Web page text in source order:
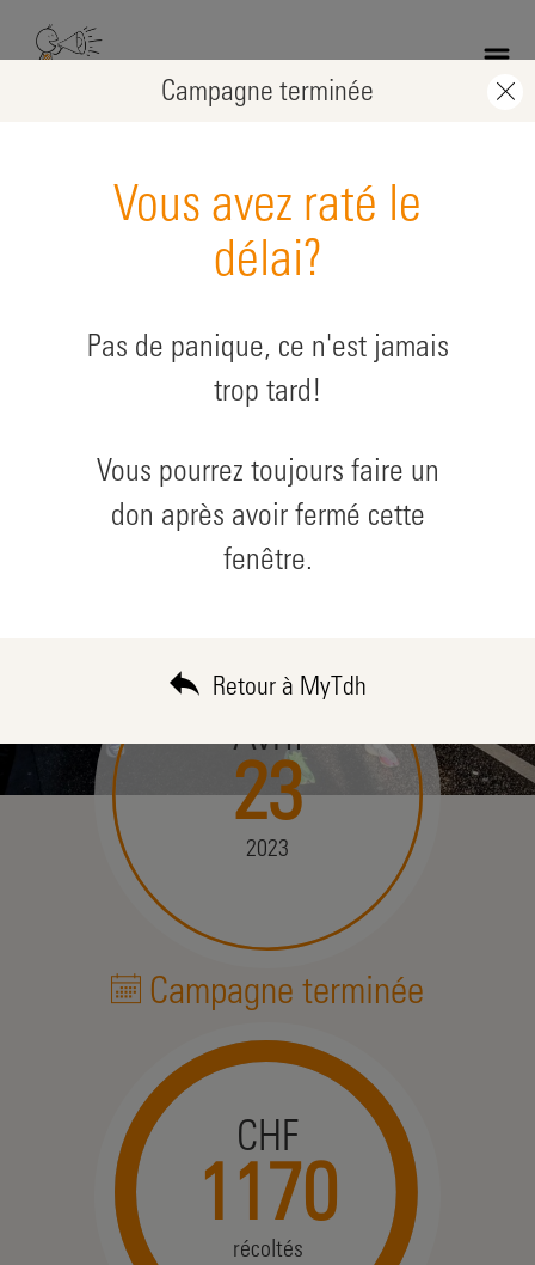
Half-marathon Zürich 2023 Mégane
au profit de: Projets santé
Avril
23
2023
Campagne terminée
CHF
1170
récoltés
Campagne terminée
Vous avez raté le
délai?
Pas de panique, ce n'est jamais
trop tard!
Vous pourrez toujours faire un
don après avoir fermé cette
fenêtre.
Retour à MyTdh